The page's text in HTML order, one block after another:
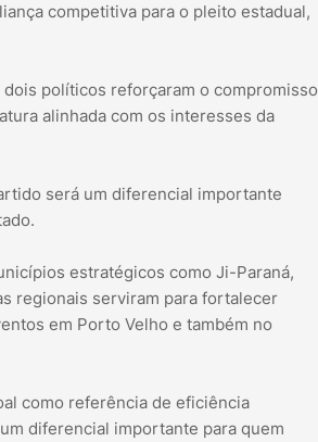
competitiva para o pleito estadual,
políticos reforçaram o compromisso
alinhada com os interesses da
será um diferencial importante
estratégicos como Ji-Paraná,
regionais serviram para fortalecer
em Porto Velho e também no
como referência de eficiência
diferencial importante para quem